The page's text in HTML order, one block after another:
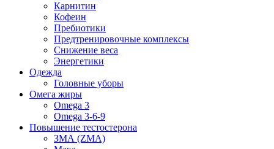
Карнитин
Кофеин
Пребиотики
Предтренировочные комплексы
Снижение веса
Энергетики
Одежда
Головные уборы
Омега жиры
Omega 3
Omega 3-6-9
Повышение тестостерона
ЗМА (ZMA)